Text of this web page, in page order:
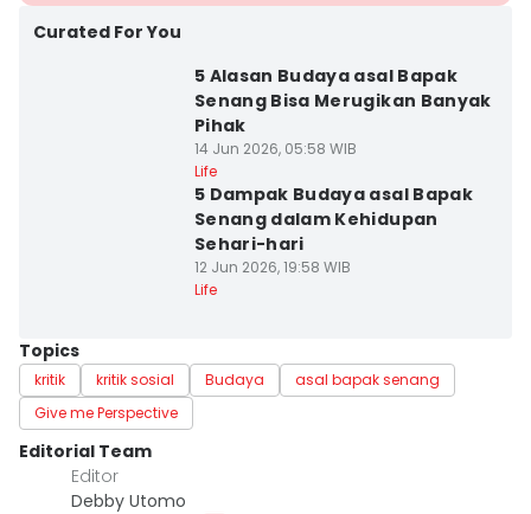
Curated For You
5 Alasan Budaya asal Bapak
Senang Bisa Merugikan Banyak
Pihak
14 Jun 2026, 05:58 WIB
Life
5 Dampak Budaya asal Bapak
Senang dalam Kehidupan
Sehari-hari
12 Jun 2026, 19:58 WIB
Life
Topics
kritik kritik sosial Budaya
asal bapak senang
Give me Perspective
Editorial Team
Editor
Debby Utomo